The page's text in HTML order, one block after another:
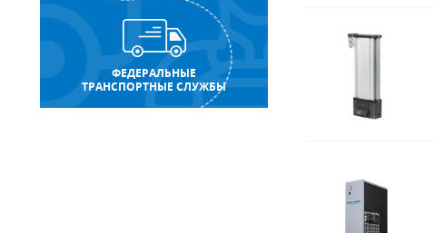
ФЕДЕРАЛЬНЫЕ
ТРАНСПОРТНЫЕ СЛУЖБЫ